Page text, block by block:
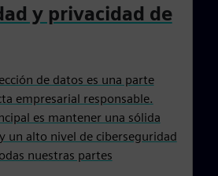
y privacidad de
de datos es una parte
empresarial responsable.
es mantener una sólida
un alto nivel de ciberseguridad
nuestras partes